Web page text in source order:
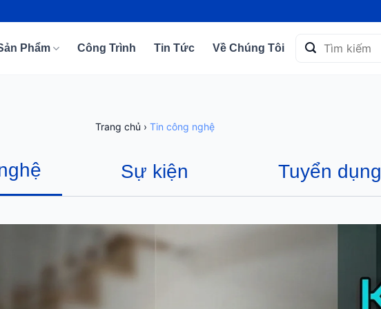
Phẩm Công Trình Tin Tức Về Chúng Tôi
Tìm
kiếm:
Trang chủ › Tin công nghệ
Sự kiện Tuyển dụng